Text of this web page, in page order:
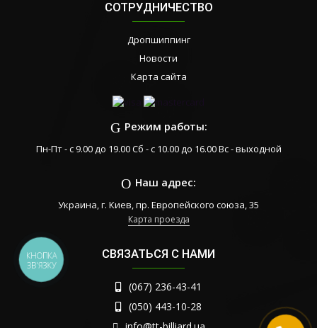
СОТРУДНИЧЕСТВО
Дропшиппинг
Новости
Карта сайта
Режим работы:
Пн-Пт - с 9.00 до 19.00 Сб - с 10.00 до 16.00 Вс - выходной
Наш адрес:
Украина, г. Киев, пр. Европейского союза, 35
Карта проезда
СВЯЗАТЬСЯ С НАМИ
(067) 236-43-41
(050) 443-10-28
КНОПКА
ЗВ'ЯЗКУ